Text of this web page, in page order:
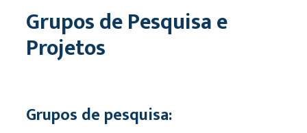
Grupos de Pesquisa e
Projetos
Grupos de pesquisa: